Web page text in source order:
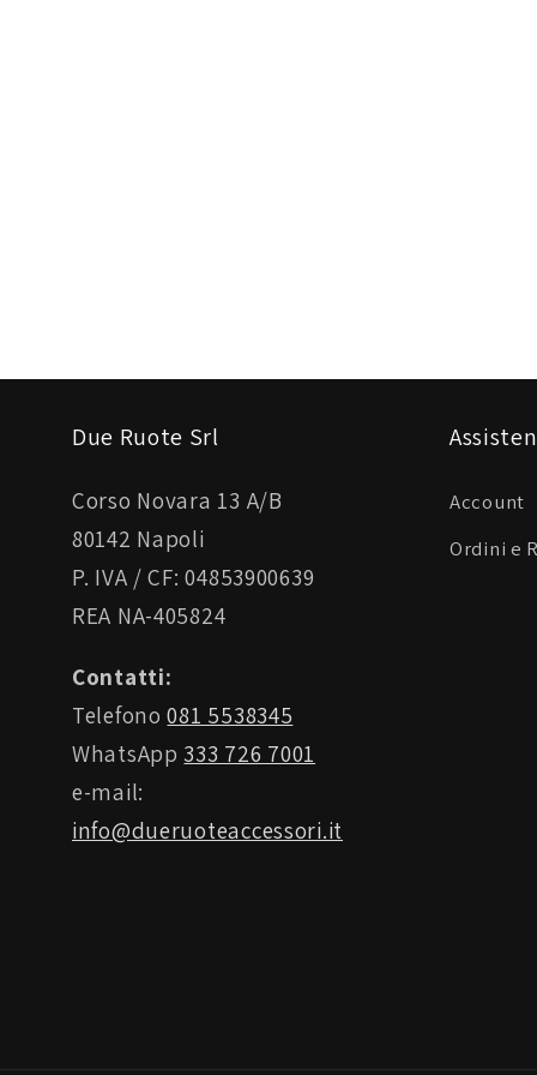
Due Ruote Srl
Corso Novara 13 A/B
80142 Napoli
P. IVA / CF: 04853900639
REA NA-405824
Contatti:
Telefono081 5538345
WhatsApp 333 726 7001
e-mail:
info@dueruoteaccessori.it
Account
Ordini e